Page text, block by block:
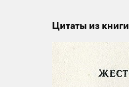
Цитаты из книги